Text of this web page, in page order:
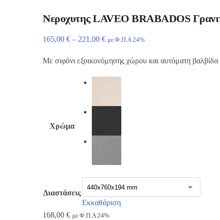
Νεροχυτης LAVEO BRABADOS
165,00 € – 221,00 € με Φ.Π.Α 24%
Με σιφόνι εξοικονόμησης χώρου και αυτόματη βαλβίδα
Χρώμα
Διαστάσεις
Εκκαθάριση
168,00 € με Φ.Π.Α 24%